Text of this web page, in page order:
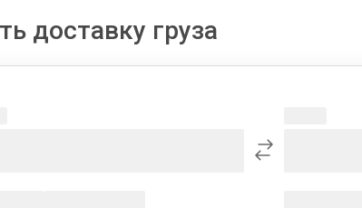
доставку груза